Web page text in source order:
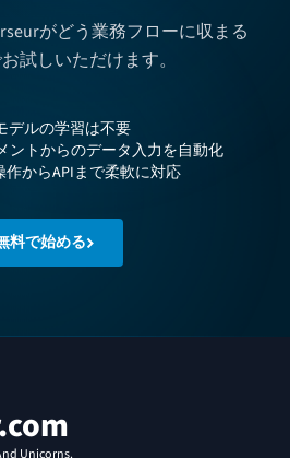
がどう業務フローに収まる
試しいただけます。
デルの学習は不要
ントからのデータ入力を自動化
作からAPIまで柔軟に対応
料で始める
Unicorns.